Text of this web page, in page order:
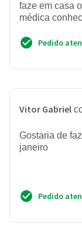
faze em casa
médica
Pedido
Vitor Gabriel
Gostaria de
janeiro
Pedido